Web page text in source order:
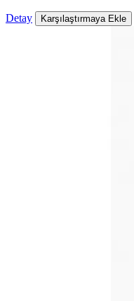
Detay Karşılaştırmaya Ekle